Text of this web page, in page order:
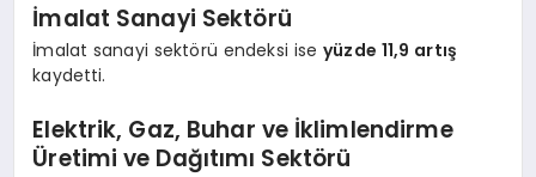
İmalat Sanayi Sektörü
İmalat sanayi sektörü endeksi iseyüzde 11,9 artış
kaydetti.
Elektrik, Gaz, Buhar ve İklimlendirme
Üretimi ve Dağıtımı Sektörü